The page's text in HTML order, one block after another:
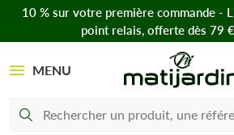
10 % sur votre première commande -
point relais, offerte dès 79 €
MENU